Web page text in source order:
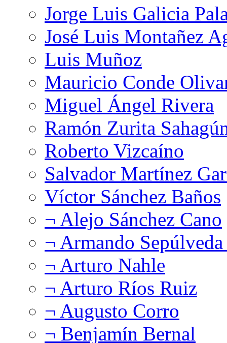
Jorge Luis Galicia
José Luis Montañez
Luis Muñoz
Mauricio Conde
Miguel Ángel Rivera
Ramón Zurita
Roberto Vizcaíno
Salvador Martínez
Víctor Sánchez Baños
¬ Alejo Sánchez Cano
¬ Armando
¬ Arturo Nahle
¬ Arturo Ríos Ruiz
¬ Augusto Corro
¬ Benjamín Bernal